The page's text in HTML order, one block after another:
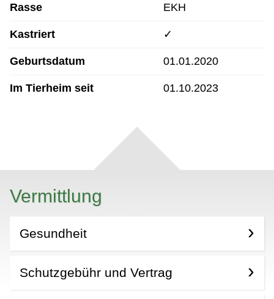
Rasse EKH
Kastriert ✓
Geburtsdatum 01.01.2020
Im Tierheim seit 01.10.2023
Vermittlung
Gesundheit
Schutzgebühr und Vertrag